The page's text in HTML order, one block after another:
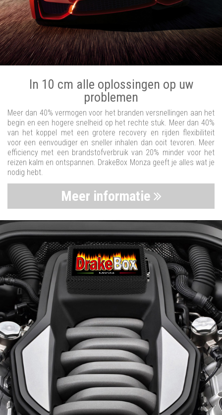
In 10 cm alle oplossingen op uw
problemen
Meer dan 40% vermogen voor het branden versnellingen aan het
begin en een hogere snelheid op het rechte stuk. Meer dan 40%
van het koppel met een grotere recovery en rijden flexibiliteit
voor een eenvoudiger en sneller inhalen dan ooit tevoren. Meer
efficiency met een brandstofverbruik van 20% minder voor het
reizen kalm en ontspannen. DrakeBox Monza geeft je alles wat je
nodig hebt.
Meer informatie